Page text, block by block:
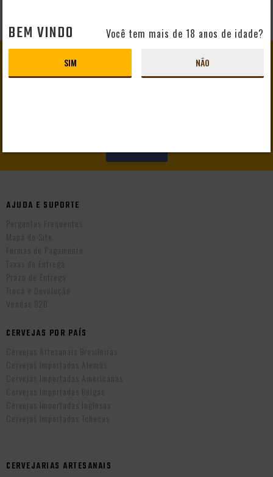
GANHE 10% DE DESCONTO
EM SEU PRIMEIRO PEDIDO
CADASTRAR
AJUDA E SUPORTE
Perguntas Frequentes
Mapa do Site
Formas de Pagamento
Taxas de Entrega
Prazo de Entrega
Troca e Devolução
Vendas B2B
CERVEJAS POR PAÍS
Cervejas Artesanais Brasileiras
Cervejas Importadas Alemãs
Cervejas Importadas Americanas
Cervejas Importadas Belgas
Cervejas Importadas Inglesas
Cervejas Importadas Tchecas
CERVEJARIAS ARTESANAIS
BEM VINDO Você tem mais de 18 anos de idade?
SIM NÃO